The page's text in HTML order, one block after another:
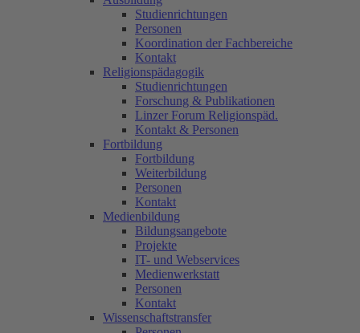
Studienrichtungen
Personen
Koordination der Fachbereiche
Kontakt
Religionspädagogik
Studienrichtungen
Forschung & Publikationen
Linzer Forum Religionspäd.
Kontakt & Personen
Fortbildung
Fortbildung
Weiterbildung
Personen
Kontakt
Medienbildung
Bildungsangebote
Projekte
IT- und Webservices
Medienwerkstatt
Personen
Kontakt
Wissenschaftstransfer